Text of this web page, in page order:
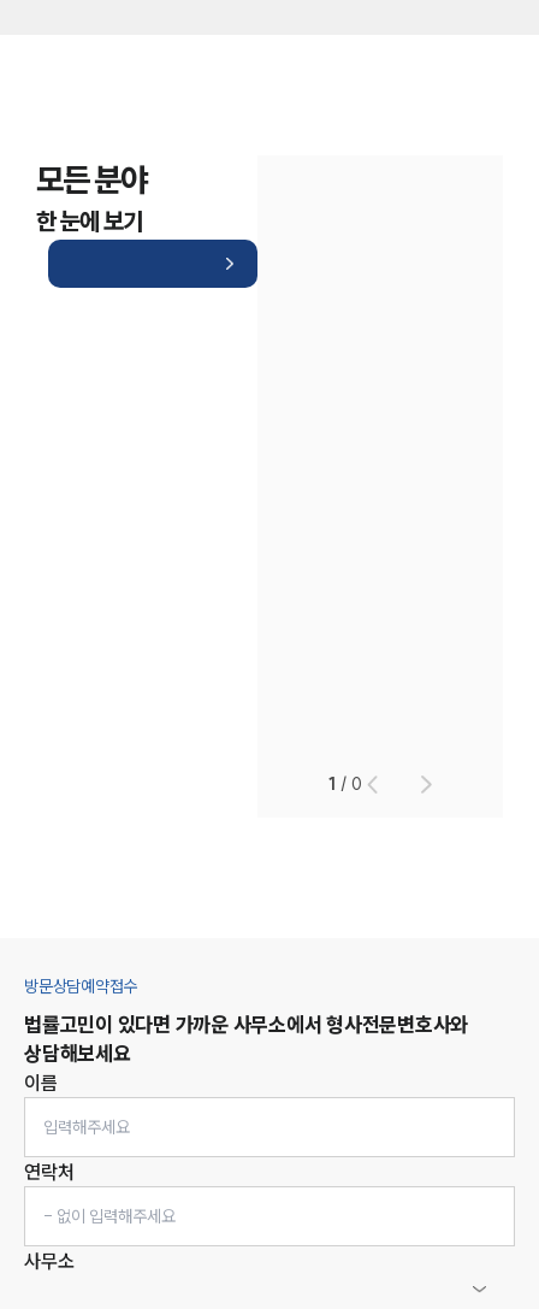
모든 분야
한 눈에 보기
1 /0
방문상담예약접수
법률고민이 있다면 가까운 사무소에서형사전문변호사와
상담해보세요
이름
연락처
사무소